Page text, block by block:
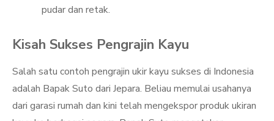
pudar dan retak.
Kisah Sukses Pengrajin Kayu
Salah satu contoh pengrajin ukir kayu sukses di Indonesia
adalah Bapak Suto dari Jepara. Beliau memulai usahanya
dari garasi rumah dan kini telah mengekspor produk ukiran